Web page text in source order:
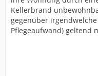
Kellerbrand
gegenüber
Pflegeaufwand) geltend